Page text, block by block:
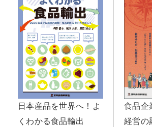
日本産品を世界へ！よ
くわかる食品輸出
食品企
経営